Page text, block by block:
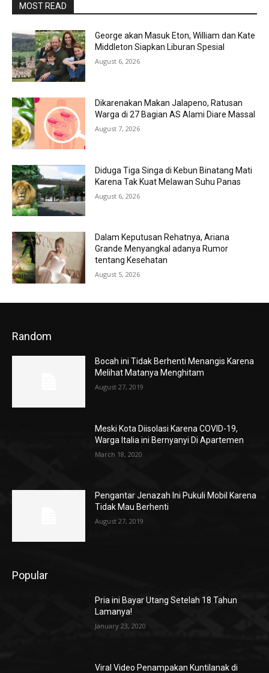
MOST READ
George akan Masuk Eton, William dan Kate
Middleton Siapkan Liburan Spesial
August 6, 2026
Dikarenakan Makan Jalapeno, Ratusan
Warga di 27 Bagian AS Alami Diare Massal
August 7, 2026
Diduga Tiga Singa di Kebun Binatang Mati
Karena Tak Kuat Melawan Suhu Panas
August 6, 2026
Dalam Keputusan Rehatnya, Ariana
Grande Menyangkal adanya Rumor
tentang Kesehatan
August 5, 2026
Random
Bocah ini Tidak Berhenti Menangis Karena
Melihat Matanya Menghitam
August 27, 2019
Meski Kota Diisolasi Karena COVID-19,
Warga Italia ini Bernyanyi Di Apartemen
March 18, 2020
Pengantar Jenazah Ini Pukuli Mobil Karena
Tidak Mau Berhenti
August 27, 2019
Popular
Pria ini Bayar Utang Setelah 18 Tahun
Lamanya!
January 23, 2020
Viral Video Penampakan Kuntilanak di